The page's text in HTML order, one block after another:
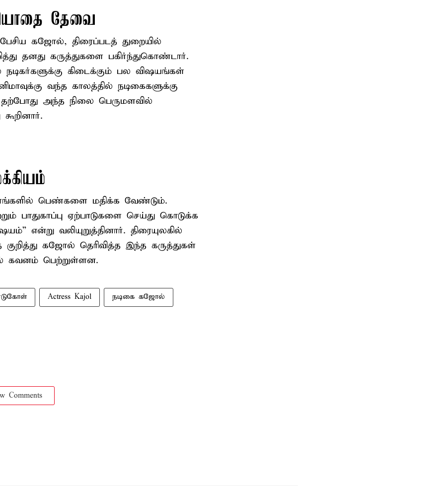
தேவை
கஜோல், திரைப்படத் துறையில்
தனது கருத்துகளை பகிர்ந்துகொண்டார்.
கிடைக்கும் பல விஷயங்கள்
வந்த காலத்தில் நடிகைகளுக்கு
தற்போது அந்த நிலை பெருமளவில்
பெண்களை மதிக்க வேண்டும்.
பாதுகாப்பு ஏற்பாடுகளை செய்து கொடுக்க
என்று வலியுறுத்தினார். திரையுலகில்
கஜோல் தெரிவித்த இந்த கருத்துகள்
கவனம் பெற்றுள்ளன.
Actress Kajol நடிகை கஜோல்
Comments